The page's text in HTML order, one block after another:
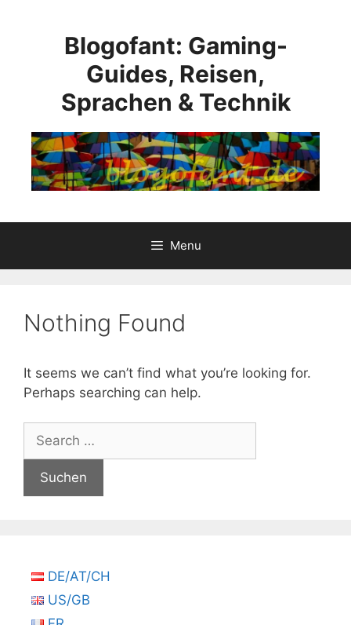
Blogofant: Gaming-
Guides, Reisen,
Sprachen & Technik
Menu
Nothing Found
It seems we can’t find what you’re looking for.
Perhaps searching can help.
Suchen
nach:
DE/AT/CH
US/GB